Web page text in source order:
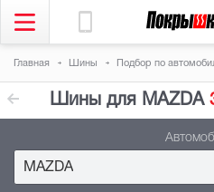
Главная Шины Подбор по
Шины для MAZDA
MAZDA